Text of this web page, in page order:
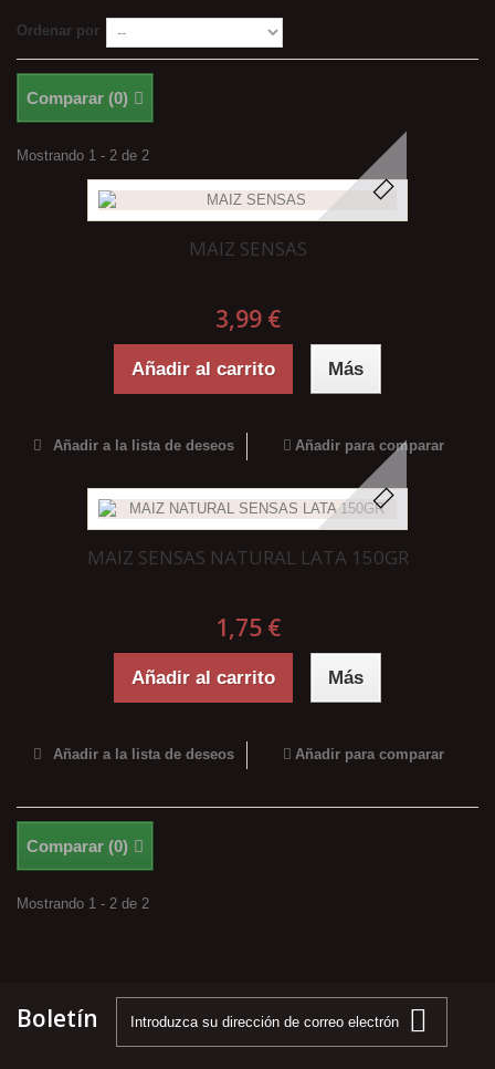
Ordenar por
Comparar (0)
Mostrando 1 - 2 de 2
MAIZ SENSAS
3,99 €
Añadir al carrito Más
Añadir a la lista de deseos Añadir para comparar
MAIZ SENSAS NATURAL LATA 150GR
1,75 €
Añadir al carrito Más
Añadir a la lista de deseos Añadir para comparar
Comparar (0)
Mostrando 1 - 2 de 2
Boletín